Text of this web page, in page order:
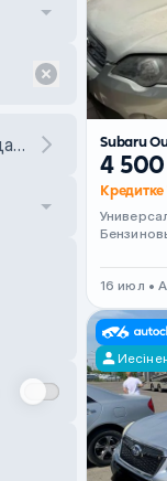
Маркасы мен моделін таңдаңыз Subaru
4
16 июл •